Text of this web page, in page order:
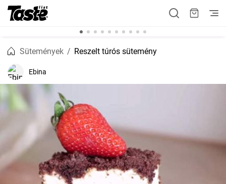
Sütemények Reszelt túrós sütemény
Ebina